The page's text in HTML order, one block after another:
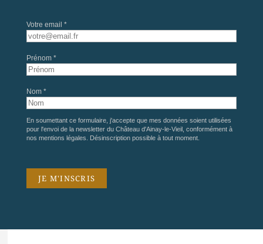
Votre email *
Prénom *
Nom *
En soumettant ce formulaire, j'accepte que mes données soient utilisées
pour l'envoi de la newsletter du Château d'Ainay-le-Vieil, conformément à
nos mentions légales . Désinscription possible à tout moment.